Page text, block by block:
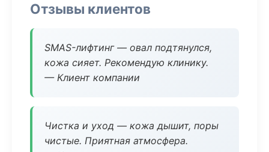
Отзывы клиентов
SMAS-лифтинг — овал подтянулся,
кожа сияет. Рекомендую клинику.
— Клиент компании
Чистка и уход — кожа дышит, поры
чистые. Приятная атмосфера.